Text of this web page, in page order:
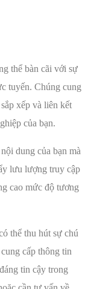
thể bàn cãi với sự
tuyến. Chúng cung
xếp và liên kết
của bạn.
dung của bạn mà
lưu lượng truy cập
cao mức độ tương
thể thu hút sự chú
cấp thông tin
tin cậy trong